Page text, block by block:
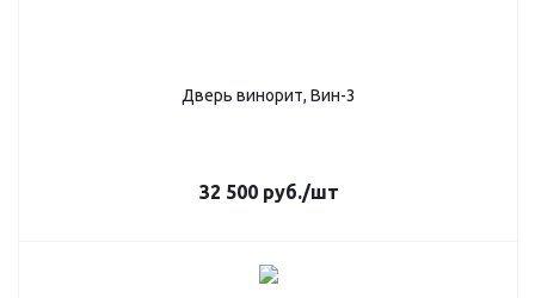
Дверь винорит, Вин-3
32 500руб./шт